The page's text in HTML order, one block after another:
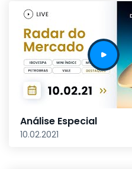
Análise Especial
10.02.2021